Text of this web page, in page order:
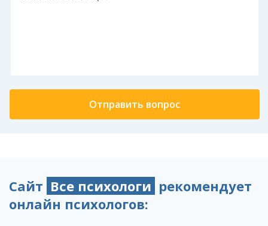
Сайт Все психологи рекомендует
онлайн психологов: